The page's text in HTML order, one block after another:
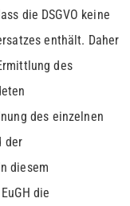
die DSGVO keine
enthält. Daher
des
des einzelnen
der
diesem
die